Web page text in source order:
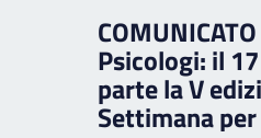
Psicologi: il
parte la V
Settimana